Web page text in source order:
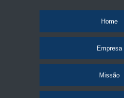
Home
Empresa
Missão